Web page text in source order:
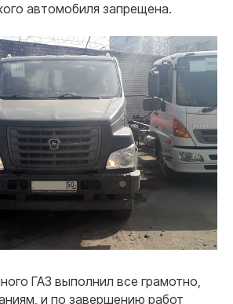
автомобиля запрещена.
ГАЗ выполнил все грамотно,
и по завершению работ